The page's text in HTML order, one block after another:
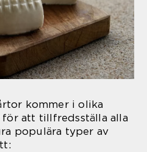
kommer i olika
för att tillfredsställa alla
populära typer av